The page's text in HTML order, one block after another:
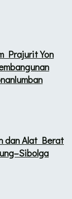
Prajurit Yon
dan Alat Berat